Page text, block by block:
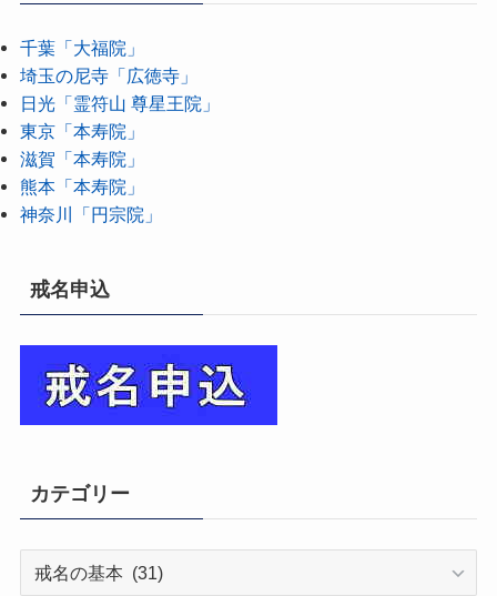
千葉「大福院」
埼玉の尼寺「広徳寺」
日光「霊符山 尊星王院」
東京「本寿院」
滋賀「本寿院」
熊本「本寿院」
神奈川「円宗院」
戒名申込
カテゴリー